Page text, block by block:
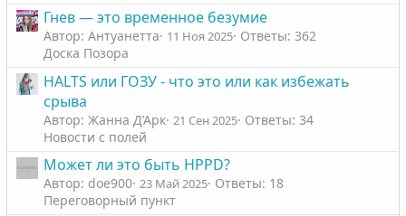
Гнев — это временное безумие
Автор: Антуанетта 11 Ноя 2025 Ответы: 362
Доска Позора
HALTS или ГОЗУ - что это или как избежать
срыва
Автор: Жанна Д’Арк 21 Сен 2025 Ответы: 34
Новости с полей
Может ли это быть HPPD?
Автор: doe900 23 Май 2025 Ответы: 18
Переговорный пункт